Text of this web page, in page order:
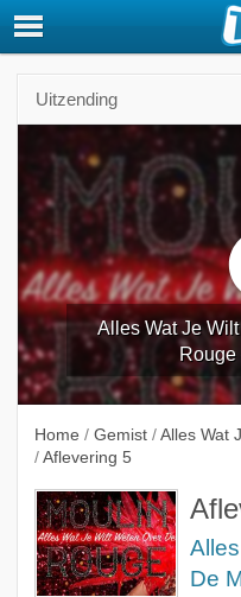
Uitzending
Alles Wat Je
Rouge
Home / Gemist / Alles Wat
/ Aflevering 5
De